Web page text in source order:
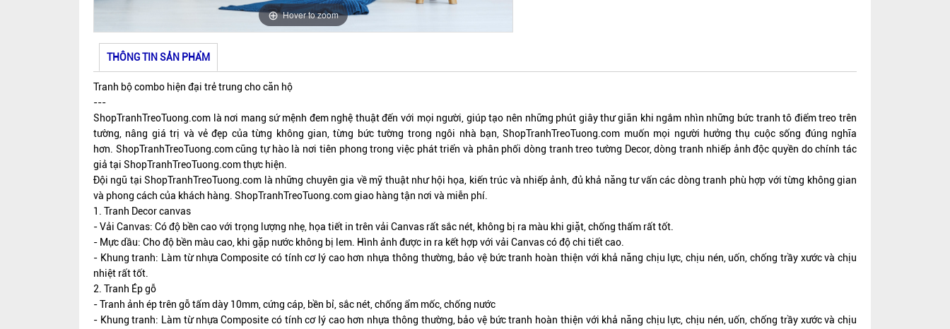
Hover to zoom
THÔNG TIN SẢN PHẨM
Tranh bộ combo hiện đại trẻ trung cho căn hộ
---
ShopTranhTreoTuong.com là nơi mang sứ mệnh đem nghệ thuật đến với mọi người, giúp tạo nên những phút giây thư giãn khi ngắm nhìn những bức tranh tô điểm treo trên
tường, nâng giá trị và vẻ đẹp của từng không gian, từng bức tường trong ngôi nhà bạn,ShopTranhTreoTuong.com muốn mọi người hưởng thụ cuộc sống đúng nghĩa
hơn. ShopTranhTreoTuong.comcũng tự hào là nơi tiên phong trong việc phát triển và phân phối dòng tranh treo tường Decor, dòng tranh nhiếp ảnh độc quyền do chính tác
giả tại ShopTranhTreoTuong.comthực hiện.
Đội ngũ tạiShopTranhTreoTuong.com là những chuyên gia về mỹ thuật như hội họa, kiến trúc và nhiếp ảnh, đủ khả năng tư vấn các dòng tranh phù hợp với từng không gian
và phong cách của khách hàng. ShopTranhTreoTuong.comgiao hàng tận nơi và miễn phí.
1. Tranh Decor canvas
- Vải Canvas: Có độ bền cao với trọng lượng nhẹ, họa tiết in trên vải Canvas rất sắc nét, không bị ra màu khi giặt, chống thấm rất tốt.
- Mực dầu: Cho độ bền màu cao, khi gặp nước không bị lem. Hình ảnh được in ra kết hợp với vải Canvas có độ chi tiết cao.
- Khung tranh: Làm từ nhựa Composite có tính cơ lý cao hơn nhựa thông thường, bảo vệ bức tranh hoàn thiện với khả năng chịu lực, chịu nén, uốn, chống trầy xước và chịu
nhiệt rất tốt.
2. Tranh Ép gỗ
- Tranh ảnh ép trên gỗ tấm dày 10mm, cứng cáp, bền bỉ, sắc nét, chống ẩm mốc, chống nước
- Khung tranh: Làm từ nhựa Composite có tính cơ lý cao hơn nhựa thông thường, bảo vệ bức tranh hoàn thiện với khả năng chịu lực, chịu nén, uốn, chống trầy xước và chịu